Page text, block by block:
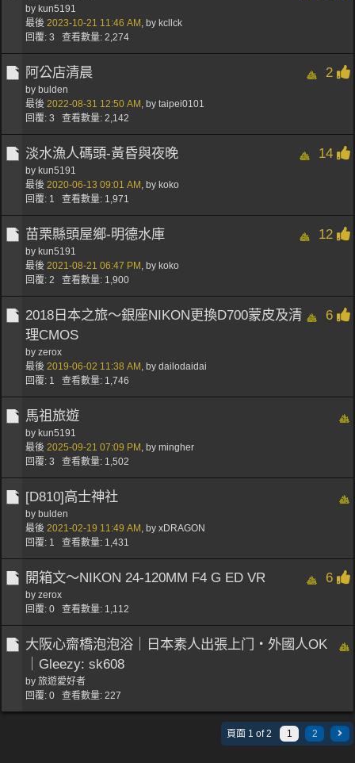
by kun5191
最後 2023-10-21 11:46 AM , by kcllck
回覆: 3 查看數量: 2,274
2
阿公店清晨
by bulden
最後 2022-08-31 12:50 AM , by taipei0101
回覆: 3 查看數量: 2,142
14
淡水漁人碼頭-黃昏與夜晚
by kun5191
最後 2020-06-13 09:01 AM , by koko
回覆: 1 查看數量: 1,971
12
苗栗縣頭屋鄉-明德水庫
by kun5191
最後 2021-08-21 06:47 PM , by koko
回覆: 2 查看數量: 1,900
6
2018日本之旅～銀座NIKON更換D700蒙皮及清
理CMOS
by zerox
最後 2019-06-02 11:38 AM , by dailodaidai
回覆: 1 查看數量: 1,746
馬祖旅遊
by kun5191
最後 2025-09-21 07:09 PM , by mingher
回覆: 3 查看數量: 1,502
[D810]高士神社
by bulden
最後 2021-02-19 11:49 AM , by xDRAGON
回覆: 1 查看數量: 1,431
6
開箱文～NIKON 24-120MM F4 G ED VR
by zerox
回覆: 0 查看數量: 1,112
大阪心齋橋泡泡浴｜日本素人出張上门・外國人OK
｜Gleezy: sk608
by 旅遊愛好者
回覆: 0 查看數量: 227
頁面 1 of 2 1 2